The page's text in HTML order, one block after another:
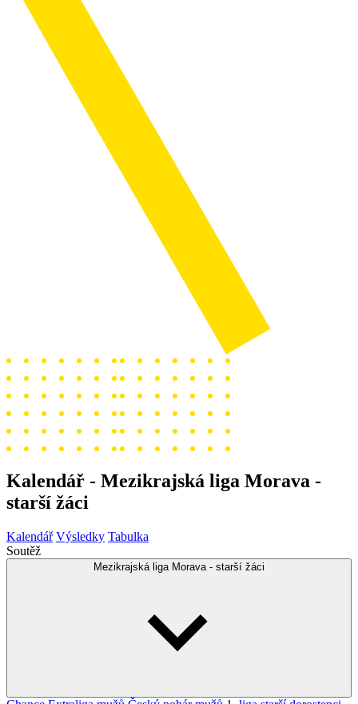
Kalendář - Mezikrajská liga Morava -
starší žáci
Kalendář Výsledky Tabulka
Soutěž
Mezikrajská liga Morava - starší žáci